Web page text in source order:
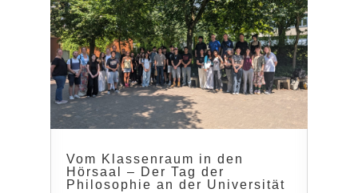
Vom Klassenraum in den
Hörsaal – Der Tag der
Philosophie an der Universität